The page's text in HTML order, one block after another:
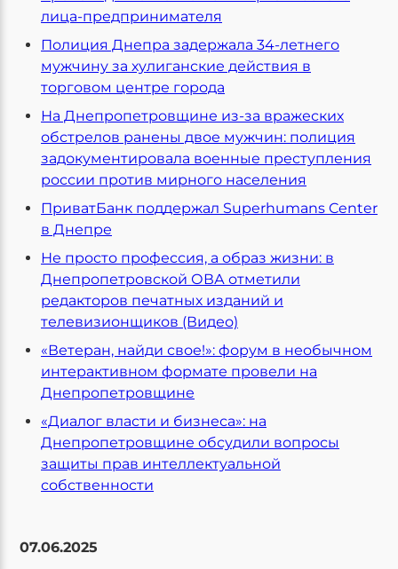
лица-предпринимателя
Полиция Днепра задержала 34-летнего
мужчину за хулиганские действия в
торговом центре города
На Днепропетровщине из-за вражеских
обстрелов ранены двое мужчин: полиция
задокументировала военные преступления
россии против мирного населения
ПриватБанк поддержал Superhumans Center
в Днепре
Не просто профессия, а образ жизни: в
Днепропетровской ОВА отметили
редакторов печатных изданий и
телевизионщиков (Видео)
«Ветеран, найди свое!»: форум в необычном
интерактивном формате провели на
Днепропетровщине
«Диалог власти и бизнеса»: на
Днепропетровщине обсудили вопросы
защиты прав интеллектуальной
собственности
07.06.2025